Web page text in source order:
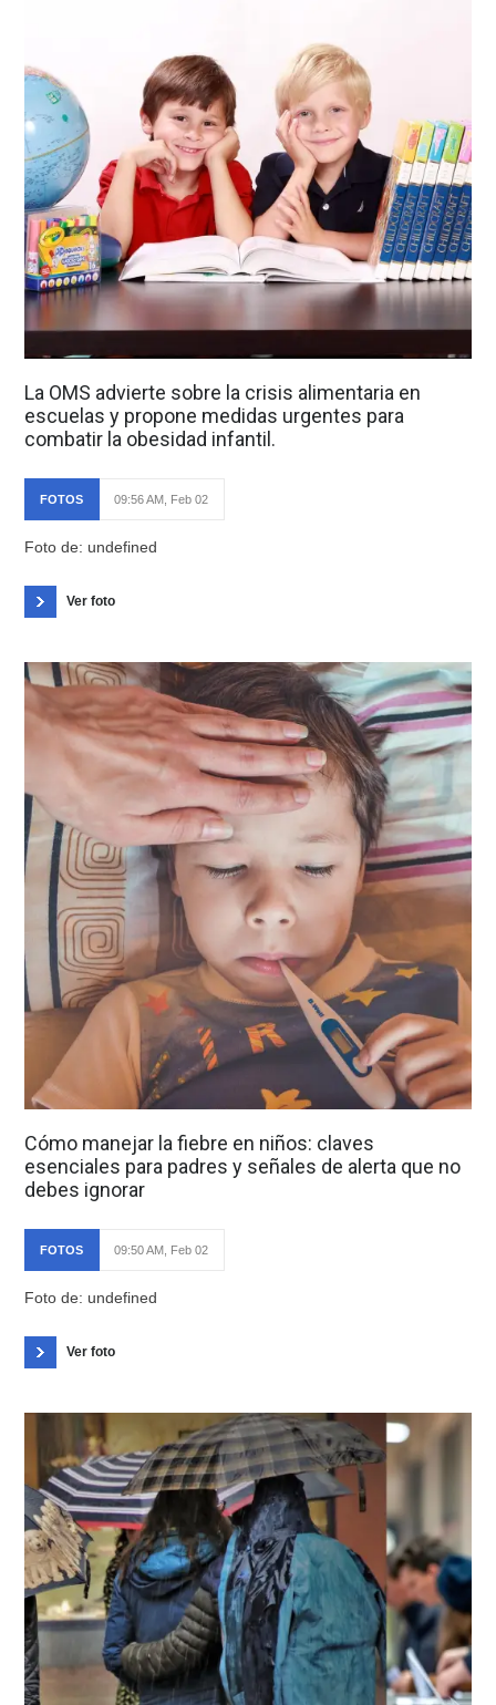
La OMS advierte sobre la crisis alimentaria en
escuelas y propone medidas urgentes para
combatir la obesidad infantil.
FOTOS 09:56 AM, Feb 02
Foto de: undefined
Ver foto
Cómo manejar la fiebre en niños: claves
esenciales para padres y señales de alerta que no
debes ignorar
FOTOS 09:50 AM, Feb 02
Foto de: undefined
Ver foto